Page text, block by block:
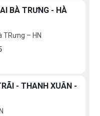
BÀ TRƯNG - HÀ
TRưng – HN
- THANH XUÂN -